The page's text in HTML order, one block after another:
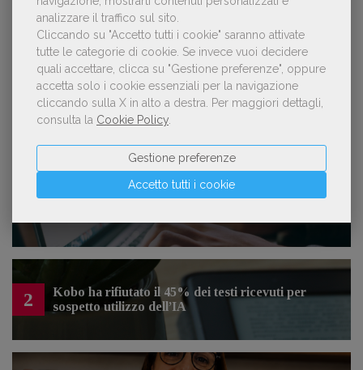
analizzare il traffico sul sito.
Cliccando su "Accetto tutti i cookie" saranno attivate
tutte le categorie di cookie. Se invece vuoi decidere
quali accettare, clicca su "Gestione preferenze", oppure
accetta solo i cookie essenziali per la navigazione
cliccando sulla X in alto a destra. Per maggiori dettagli,
consulta la Cookie Policy
Accetto tutti i cookie
Gestione preferenze
Lavoro: 7 posizioni aperte e 9 stage in
editoria
LE PIÙ LETTE
Forse è il momento di cambiare prospettiva
2
Kobo ha rifiutato il 45% dei testi ricevuti per
sospetto utilizzo dell’IA